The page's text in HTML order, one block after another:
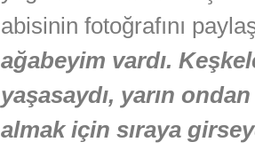
abisinin fotoğrafını
ağabeyim vardı.
yaşasaydı, yarın
almak için sıraya